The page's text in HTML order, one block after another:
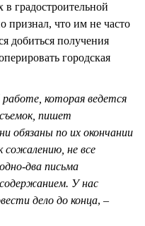
градостроительной
что им не часто
добиться получения
городская
которая ведется
пишет
обязаны по их окончании
не все
два письма
У нас
дело до конца, –